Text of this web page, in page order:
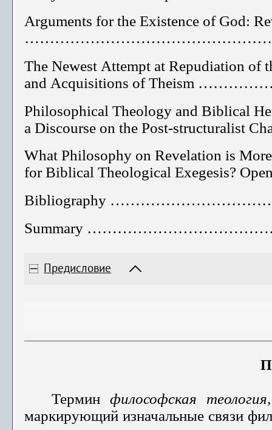
Arguments for the Existence of God:
The Newest Attempt at Repudiation of
and Acquisitions of Theism
Philosophical Theology and Biblical
a Discourse on the Post-
What Philosophy on Revelation is
for Biblical Theological Exegesis?
Bibliography
Summary
Предисловие
Терминфилософская теология,
маркирующий изначальные связи